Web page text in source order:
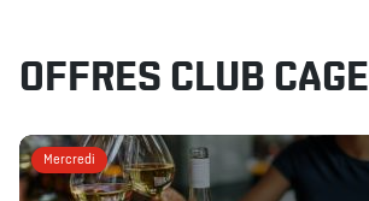
OFFRES CLUB CAGE
Mercredi